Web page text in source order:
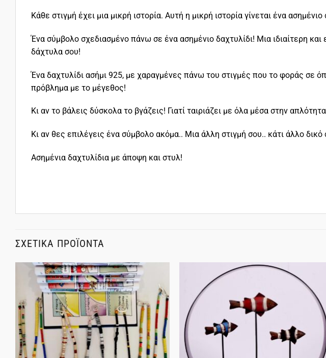
Κάθε στιγμή έχει μια μικρή ιστορία. Αυτή η μικρή ιστορία γίνεται ένα
Ένα σύμβολο σχεδιασμένο πάνω σε ένα ασημένιο δαχτυλίδι! Μια ιδιαίτερη
δάχτυλα σου!
Ένα δαχτυλίδι ασήμι 925, με χαραγμένες πάνω του στιγμές που το φοράς σε
πρόβλημα με το μέγεθος!
Κι αν το βάλεις δύσκολα το βγάζεις! Γιατί ταιριάζει με όλα μέσα στην
Κι αν θες επιλέγεις ένα σύμβολο ακόμα.. Μια άλλη στιγμή σου.. κάτι άλλο δικό
Ασημένια δαχτυλίδια με άποψη και στυλ!
ΣΧΕΤΙΚΆ ΠΡΟΪΌΝΤΑ